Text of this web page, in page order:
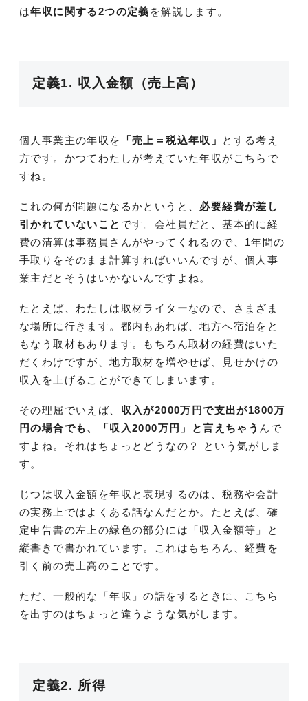
は年収に関する2つの定義 を解説します。
定義1. 収入金額（売上高）
個人事業主の年収を 「売上＝税込年収」
とする考え
方です。かつてわたしが考えていた年収がこちらで
すね。
これの何が問題になるかというと、 必要経費が差し
引かれていないこと です。会社員だと、基本的に経
費の清算は事務員さんがやってくれるので、1年間の
手取りをそのまま計算すればいいんですが、個人事
業主だとそうはいかないんですよね。
たとえば、わたしは取材ライターなので、さまざま
な場所に行きます。都内もあれば、地方へ宿泊をと
もなう取材もあります。もちろん取材の経費はいた
だくわけですが、地方取材を増やせば、見せかけの
収入を上げることができてしまいます。
その理屈でいえば、 収入が2000万円で支出が1800万
円の場合でも、「収入2000万円」と言えちゃう んで
すよね。それはちょっとどうなの？ という気がしま
す。
じつは収入金額を年収と表現するのは、税務や会計
の実務上ではよくある話なんだとか。たとえば、確
定申告書の左上の緑色の部分には「収入金額等」と
縦書きで書かれています。これはもちろん、経費を
引く前の売上高のことです。
ただ、一般的な「年収」の話をするときに、こちら
を出すのはちょっと違うような気がします。
定義2. 所得